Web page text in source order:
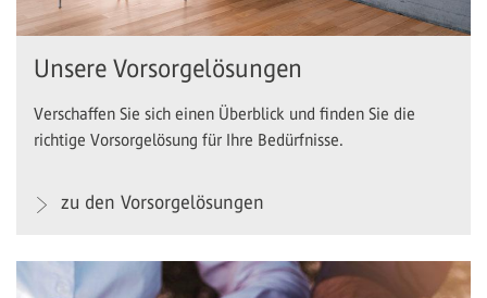
Unsere Vorsorgelösungen
Verschaffen Sie sich einen Überblick und finden Sie die
richtige Vorsorgelösung für Ihre Bedürfnisse.
zu den Vorsorgelösungen